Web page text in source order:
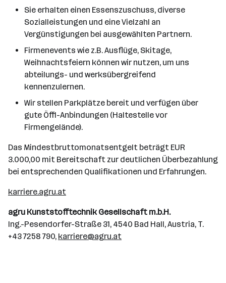
Sie erhalten einen Essenszuschuss, diverse
Sozialleistungen und eine Vielzahl an
Vergünstigungen bei ausgewählten Partnern.
Firmenevents wie z.B. Ausflüge, Skitage,
Weihnachtsfeiern können wir nutzen, um uns
abteilungs- und werksübergreifend
kennenzulernen.
Wir stellen Parkplätze bereit und verfügen über
gute Öffi-Anbindungen (Haltestelle vor
Firmengelände).
Das Mindestbruttomonatsentgelt beträgt EUR
3.000,00 mit Bereitschaft zur deutlichen Überbezahlung
bei entsprechenden Qualifikationen und Erfahrungen.
karriere.agru.at
agru Kunststofftechnik Gesellschaft m.b.H.
Ing.-Pesendorfer-Straße 31, 4540 Bad Hall, Austria, T.
+43 7258 790, karriere@agru.at